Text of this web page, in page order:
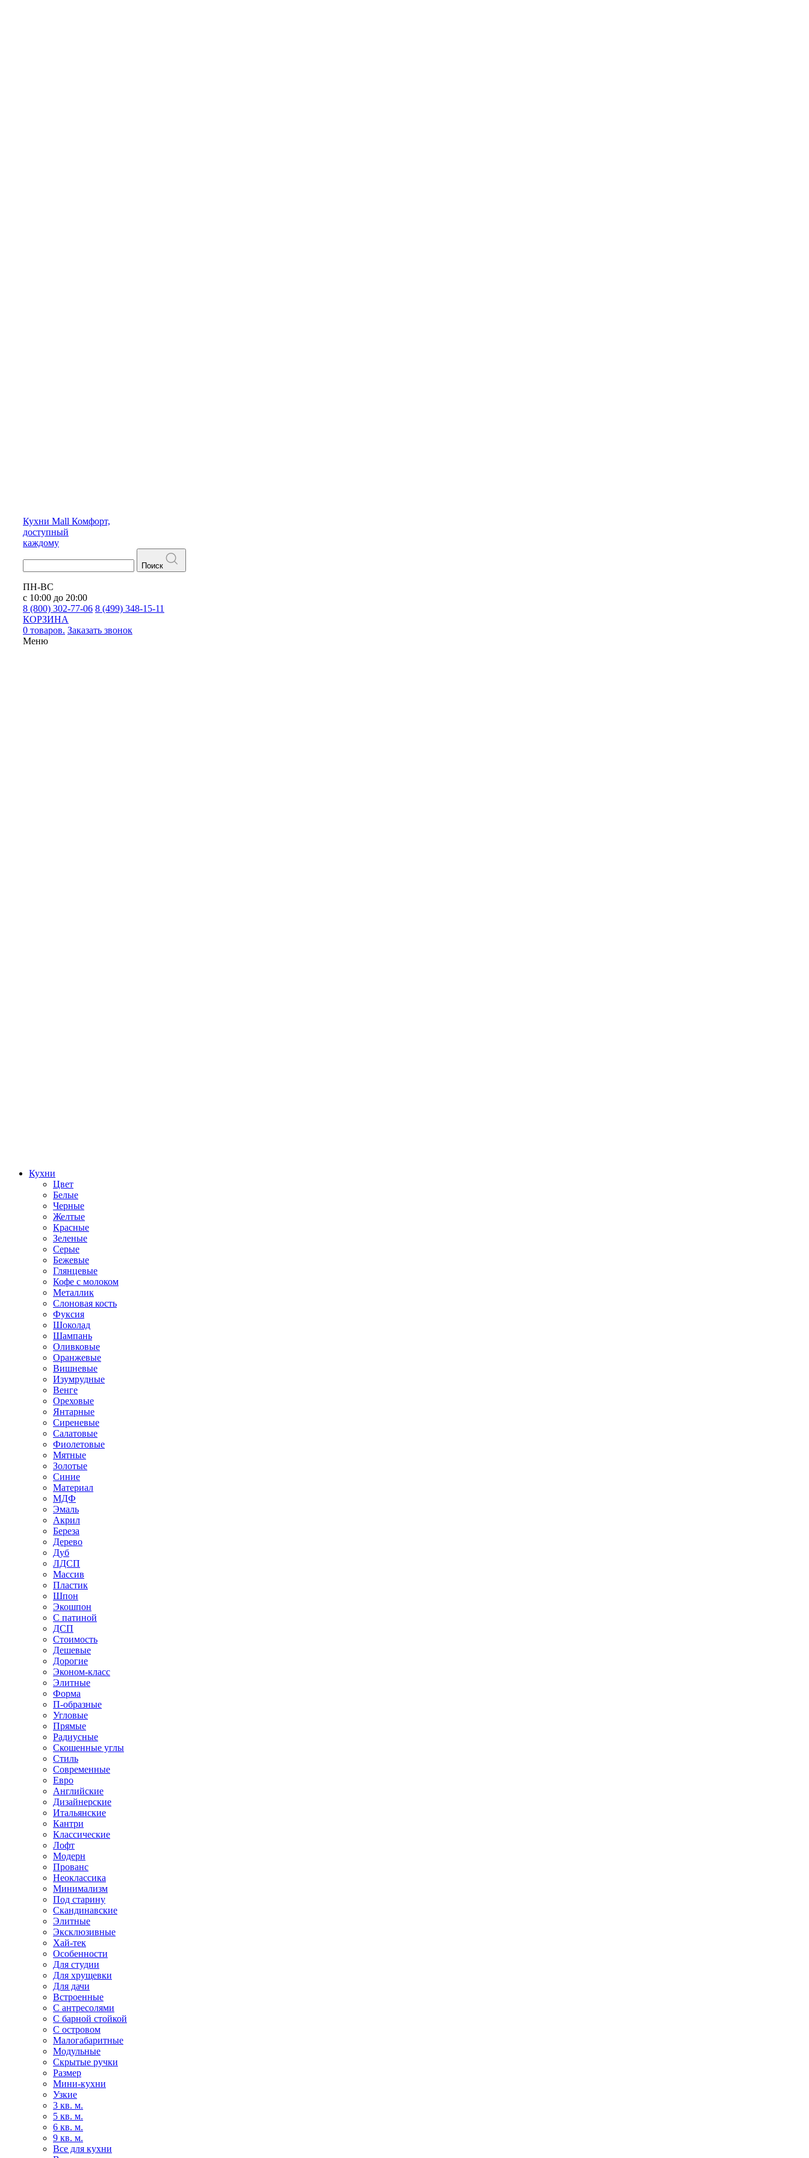
Кухни Mall Комфорт,
доступный
каждому
Поиск
ПН-ВС
с 10:00 до 20:00
8 (800) 302-77-06 8 (499) 348-15-11
КОРЗИНА
0 товаров. Заказать звонок
Меню
Кухни
Цвет
Белые
Черные
Желтые
Красные
Зеленые
Серые
Бежевые
Глянцевые
Кофе с молоком
Металлик
Слоновая кость
Фуксия
Шоколад
Шампань
Оливковые
Оранжевые
Вишневые
Изумрудные
Венге
Ореховые
Янтарные
Сиреневые
Салатовые
Фиолетовые
Мятные
Золотые
Синие
Материал
МДФ
Эмаль
Акрил
Береза
Дерево
Дуб
ЛДСП
Массив
Пластик
Шпон
Экошпон
С патиной
ДСП
Стоимость
Дешевые
Дорогие
Эконом-класс
Элитные
Форма
П-образные
Угловые
Прямые
Радиусные
Скошенные углы
Стиль
Современные
Евро
Английские
Дизайнерские
Итальянские
Кантри
Классические
Лофт
Модерн
Прованс
Неоклассика
Минимализм
Под старину
Скандинавские
Элитные
Эксклюзивные
Хай-тек
Особенности
Для студии
Для хрущевки
Для дачи
Встроенные
С антресолями
С барной стойкой
С островом
Малогабаритные
Модульные
Скрытые ручки
Размер
Мини-кухни
Узкие
3 кв. м.
5 кв. м.
6 кв. м.
9 кв. м.
Все для кухни